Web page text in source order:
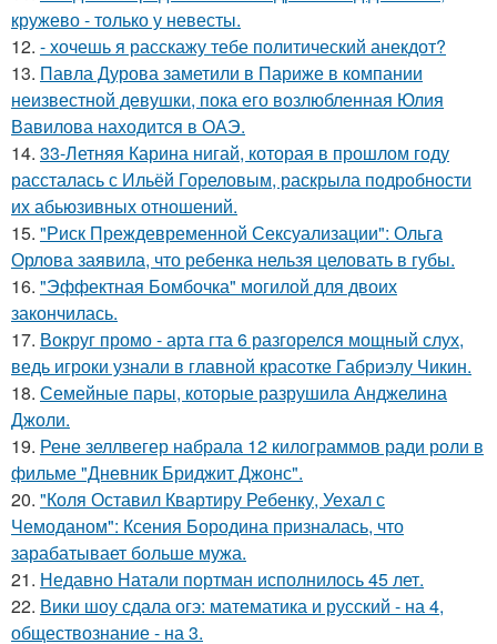
кружево - только у невесты.
12. - хочешь я расскажу тебе политический анекдот?
13. Павла Дурова заметили в Париже в компании
неизвестной девушки, пока его возлюбленная Юлия
Вавилова находится в ОАЭ.
14. 33-Летняя Карина нигай, которая в прошлом году
рассталась с Ильёй Гореловым, раскрыла подробности
их абьюзивных отношений.
15. "Риск Преждевременной Сексуализации": Ольга
Орлова заявила, что ребенка нельзя целовать в губы.
16. "Эффектная Бомбочка" могилой для двоих
закончилась.
17. Вокруг промо - арта гта 6 разгорелся мощный слух,
ведь игроки узнали в главной красотке Габриэлу Чикин.
18. Семейные пары, которые разрушила Анджелина
Джоли.
19. Рене зеллвегер набрала 12 килограммов ради роли в
фильме "Дневник Бриджит Джонс".
20. "Коля Оставил Квартиру Ребенку, Уехал с
Чемоданом": Ксения Бородина призналась, что
зарабатывает больше мужа.
21. Недавно Натали портман исполнилось 45 лет.
22. Вики шоу сдала огэ: математика и русский - на 4,
обществознание - на 3.